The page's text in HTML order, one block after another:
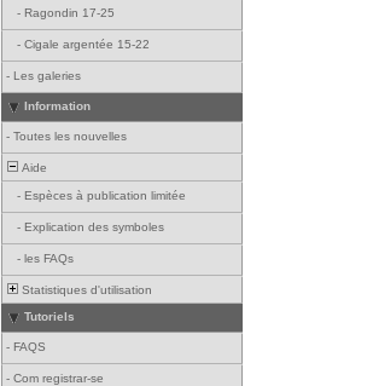
- Ragondin 17-25
- Cigale argentée 15-22
- Les galeries
Information
- Toutes les nouvelles
Aide
- Espèces à publication limitée
- Explication des symboles
- les FAQs
Statistiques d'utilisation
Tutoriels
- FAQS
- Com registrar-se